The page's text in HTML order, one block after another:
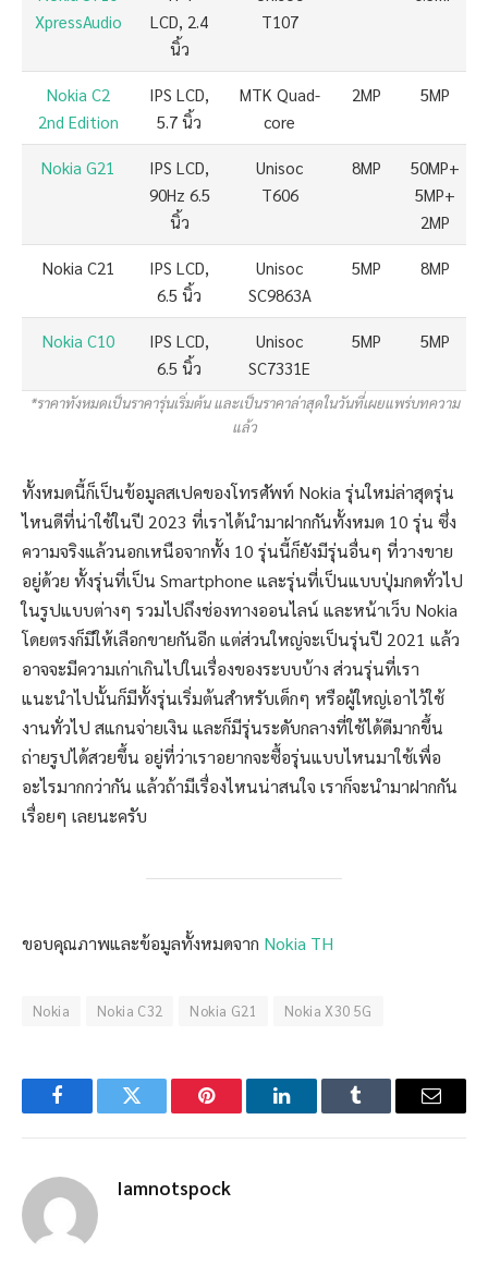
XpressAudio
LCD, 2.4
นิ้ว
T107
Nokia C2
2nd Edition
IPS LCD,
5.7 นิ้ว
MTK Quad-
core
2MP 5MP
Nokia G21
IPS LCD,
90Hz 6.5
นิ้ว
Unisoc
T606
8MP
50MP+
5MP+
2MP
Nokia C21
IPS LCD,
6.5 นิ้ว
Unisoc
SC9863A
5MP 8MP
Nokia C10
IPS LCD,
6.5 นิ้ว
Unisoc
SC7331E
5MP 5MP
*ราคาทังหมดเป็นราคารุ่นเริ่มต้น และเป็นราคาล่าสุดในวันที่เผยแพร่บทความ
แล้ว
ทั้งหมดนี้ก็เป็นข้อมูลสเปคของโทรศัพท์ Nokia รุ่นใหม่ล่าสุดรุ่น
ไหนดีที่น่าใช้ในปี 2023 ที่เราได้นำมาฝากกันทั้งหมด 10 รุ่น ซึ่ง
ความจริงแล้วนอกเหนือจากทั้ง 10 รุ่นนี้ก็ยังมีรุ่นอื่นๆ ที่วางขาย
อยู่ด้วย ทั้งรุ่นที่เป็น Smartphone และรุ่นที่เป็นแบบปุ่มกดทั่วไป
ในรูปแบบต่างๆ รวมไปถึงช่องทางออนไลน์ และหน้าเว็บ Nokia
โดยตรงก็มีให้เลือกขายกันอีก แต่ส่วนใหญ่จะเป็นรุ่นปี 2021 แล้ว
อาจจะมีความเก่าเกินไปในเรื่องของระบบบ้าง ส่วนรุ่นที่เรา
แนะนำไปนั้นก็มีทั้งรุ่นเริ่มต้นสำหรับเด็กๆ หรือผู้ใหญ่เอาไว้ใช้
งานทั่วไป สแกนจ่ายเงิน และก็มีรุ่นระดับกลางที่ใช้ได้ดีมากขึ้น
ถ่ายรูปได้สวยขึ้น อยู่ที่ว่าเราอยากจะซื้อรุ่นแบบไหนมาใช้เพื่อ
อะไรมากกว่ากัน แล้วถ้ามีเรื่องไหนน่าสนใจ เราก็จะนำมาฝากกัน
เรื่อยๆ เลยนะครับ
ขอบคุณภาพและข้อมูลทั้งหมดจาก Nokia TH
Nokia Nokia C32 Nokia G21 Nokia X30 5G
FacebookTwitter Pinterest LinkedInTumblr Email
Iamnotspock